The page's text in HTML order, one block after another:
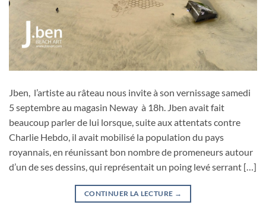
Jben, l’artiste au râteau nous invite à son vernissage samedi
5 septembre au magasin Neway à 18h. Jben avait fait
beaucoup parler de lui lorsque, suite aux attentats contre
Charlie Hebdo, il avait mobilisé la population du pays
royannais, en réunissant bon nombre de promeneurs autour
d’un de ses dessins, qui représentait un poing levé serrant […]
CONTINUER LA LECTURE →